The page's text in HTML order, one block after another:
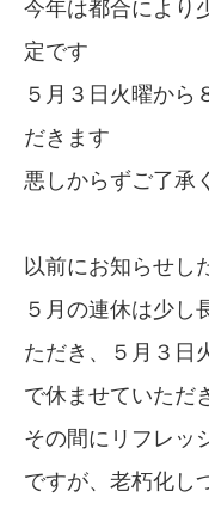
今年は都合により
定です
５月３日火曜から
だきます
悪しからずご了承
以前にお知らせし
５月の連休は少し
ただき、５月３日
で休ませていただ
その間にリフレッ
ですが、老朽化し